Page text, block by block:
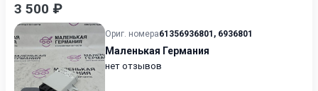
3 500 ₽
Ориг. номера61356936801 , 6936801
Маленькая Германия
нет отзывов